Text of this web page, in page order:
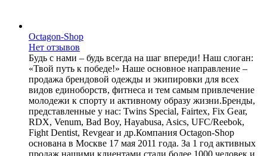
Octagon-Shop
Нет отзывов
Будь с нами – будь всегда на шаг впереди! Наш слоган:
«Твой путь к победе!» Наше основное направление –
продажа брендовой одежды и экипировки для всех
видов единоборств, фитнеса и тем самым привлечение
молодежи к спорту и активному образу жизни.Бренды,
представленные у нас: Twins Special, Fairtex, Fix Gear,
RDX, Venum, Bad Boy, Hayabusa, Asics, UFC/Reebok,
Fight Dentist, Revgear и др.Компания Octagon-Shop
основана в Москве 17 мая 2011 года. За 1 год активных
продаж нашими клиентами стали более 1000 человек и